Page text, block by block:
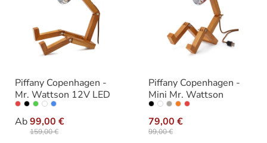
Piffany Copenhagen -
Mr. Wattson 12V LED
Ab99,00 €
159,00 €
Farbe auswählen
Piffany Copenhagen -
Mini Mr. Wattson
79,00 €
99,00 €
Farbe auswählen